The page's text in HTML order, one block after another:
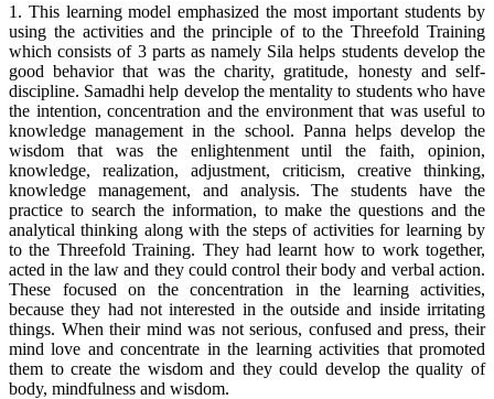
1. This learning model emphasized the most important students by
using the activities and the principle of to the Threefold Training
which consists of 3 parts as namely Sila helps students develop the
good behavior that was the charity, gratitude, honesty and self-
discipline. Samadhi help develop the mentality to students who have
the intention, concentration and the environment that was useful to
knowledge management in the school. Panna helps develop the
wisdom that was the enlightenment until the faith, opinion,
knowledge, realization, adjustment, criticism, creative thinking,
knowledge management, and analysis. The students have the
practice to search the information, to make the questions and the
analytical thinking along with the steps of activities for learning by
to the Threefold Training. They had learnt how to work together,
acted in the law and they could control their body and verbal action.
These focused on the concentration in the learning activities,
because they had not interested in the outside and inside irritating
things. When their mind was not serious, confused and press, their
mind love and concentrate in the learning activities that promoted
them to create the wisdom and they could develop the quality of
body, mindfulness and wisdom.